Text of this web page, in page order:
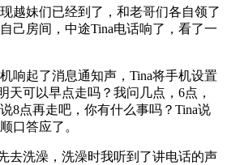
越妹们已经到了，和老哥们各自领了
己房间，中途Tina电话响了，看了一
响起了消息通知声，Tina将手机设置
天可以早点走吗？我问几点，6点，
8点再走吧，你有什么事吗？Tina说
口答应了。
去洗澡，洗澡时我听到了讲电话的声